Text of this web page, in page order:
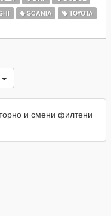
SCANIA
TOYOTA
и смени филтени